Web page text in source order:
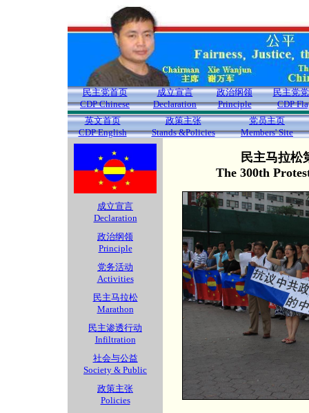
民主党首页
CDP Chinese
成立宣言
Declaration
政治纲领
Principle
民主党
CDP
英文首页
CDP English
政策主张
Stands &Policies
党员主页
Members' Site
成立宣言
Declaration
政治纲领
Principle
党务活动
Activities
民主马拉松
Marathon
民主渗透行动
Infiltration
社会与公益
Society & Public
政策主张
Policies
民主马拉松
The 300th